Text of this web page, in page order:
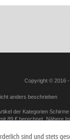
Copyright © 2016
anders beschrieben
der Kategorien
89 € berechnet. Nähere
eine individuelle
sind und stets